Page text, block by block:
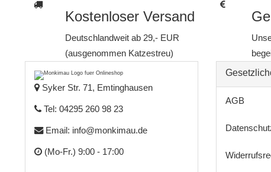
Kostenloser Versand
Deutschlandweit ab 29,- EUR
(ausgenommen Katzestreu)
Syker Str. 71, Emtinghausen
Tel: 04295 260 98 23
Email: info@monkimau.de
(Mo-Fr.) 9:00 - 17:00
AGB